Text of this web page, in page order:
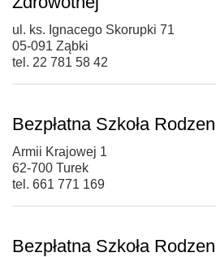
ul. ks. Ignacego Skorupki 71
05-091 Ząbki
tel. 22 781 58 42
Bezpłatna Szkoła
Armii Krajowej 1
62-700 Turek
tel. 661 771 169
Bezpłatna Szkoła